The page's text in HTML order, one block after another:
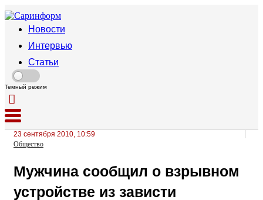
Новости
Интервью
Статьи
Темный режим
23 сентября 2010, 10:59
Общество
Мужчина сообщил о взрывном
устройстве из зависти